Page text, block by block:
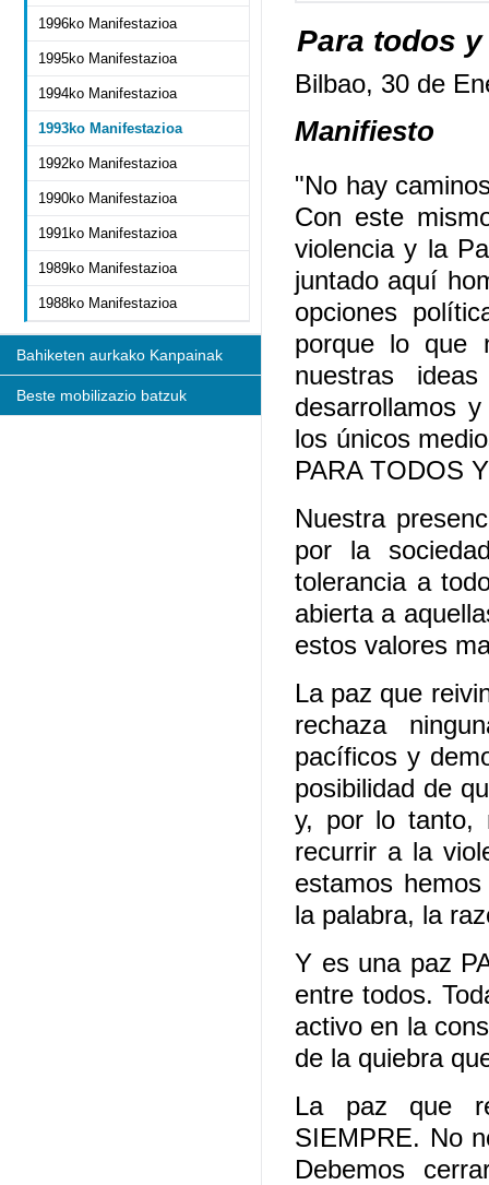
1996ko Manifestazioa
1995ko Manifestazioa
1994ko Manifestazioa
1993ko Manifestazioa
1992ko Manifestazioa
1990ko Manifestazioa
1991ko Manifestazioa
1989ko Manifestazioa
1988ko Manifestazioa
Bahiketen aurkako Kanpainak
Beste mobilizazio batzuk
Para todos
Bilbao, 30 de
Manifiesto
"No hay
Con este
violencia y la
juntado aquí
opciones
porque lo que
nuestras
desarrollamos
los únicos
PARA TODOS
Nuestra
por la
tolerancia a
abierta a
estos valores
La paz que
rechaza
pacíficos y
posibilidad de
y, por lo tanto,
recurrir a la
estamos
la palabra, la
Y es una paz
entre todos.
activo en la
de la quiebra
La paz que
SIEMPRE. No
Debemos